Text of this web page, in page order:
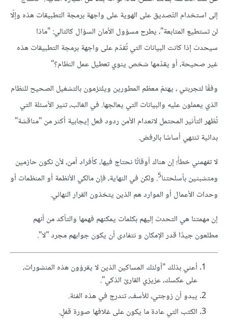
إلى استخدام التّصديق على الهوية على واجهة برمجة التطبيقات هذه وإلّا
لن تستطيع المتابعة"، يطرح مسؤول الأمان السؤال كالتالي: "ماذا
سيحدث إذا كانت البيانات التي تُقدّم على واجهة برمجة التطبيقات هذه
غير صحيحة، أو يقدّمها شخص ينوي تعطيل عمل النظام؟"
وفقًا لتجربتي ، يهتمّ معظم المطورين ويلتزمون بالتشغيل الصحيح للنظام
الذي يعملون عليه والبيانات التي يعالجها. في الغالب، تثير الأسئلة التي
تُظهر التأثير المحتمل لانعدام الأمن ردود فعل إيجابية أكثر من "مناقشة"
بدائية تنتهي أساسًا بالرفض.
لا تفهمني خطأً؛ إن هناك أوقاتًا نحتاج فيها، كأفراد أمن، لأن نكون حازمين
ومتشبثين بأسلحتنا5. ولكن في النهاية، فإن مالكي الأنظمة أو المنظمات أو
وحدات الأعمال أو الموارد هم الذين يتخذون القرار النهائي.
إن مهمتنا هي التحدث إليهم بكلمات يمكنهم فهمها والتأكد من أنهم
مطلعون جيدًا قدر الإمكان و نتفادى أن يكون جوابهم مجرد "لا".
أعني بذلك "أولئك المساكين الذين لا يقرؤون هذه المنشورات،
على عكسك، عزيزي القارئ الذكي".
يبدو أن زوجتي، للأسف، تندرج في هذه الفئة.
الكتب التي عادة ما يكون على غلافها صورة قفلٍ.